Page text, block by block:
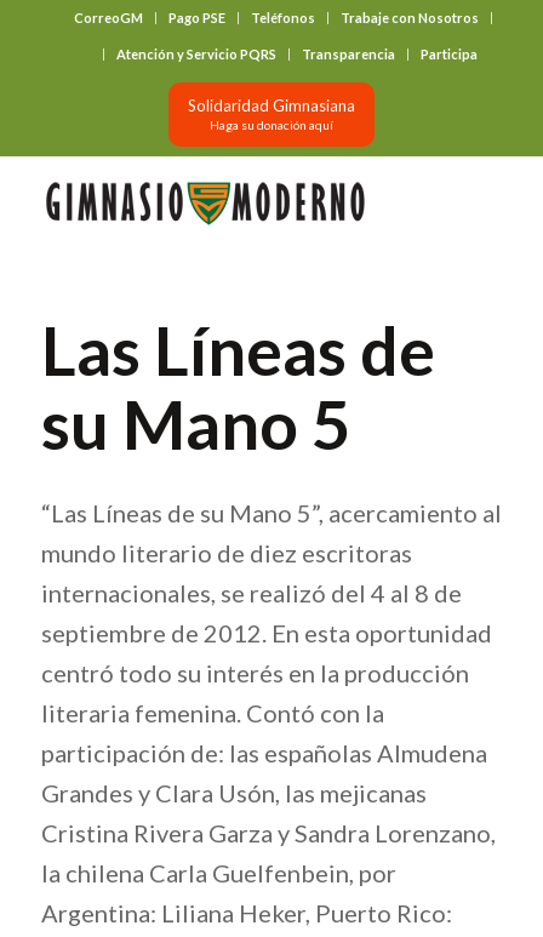
CorreoGM Pago PSE Teléfonos Trabaje con Nosotros
Atención y Servicio PQRS Transparencia Participa
Solidaridad Gimnasiana
Haga su donación aquí
Las Líneas de
su Mano 5
“Las Líneas de su Mano 5”, acercamiento al
mundo literario de diez escritoras
internacionales, se realizó del 4 al 8 de
septiembre de 2012. En esta oportunidad
centró todo su interés en la producción
literaria femenina. Contó con la
participación de: las españolas Almudena
Grandes y Clara Usón, las mejicanas
Cristina Rivera Garza y Sandra Lorenzano,
la chilena Carla Guelfenbein, por
Argentina: Liliana Heker, Puerto Rico: